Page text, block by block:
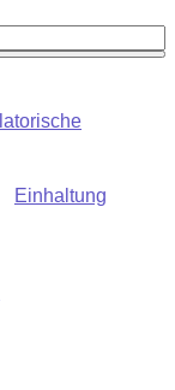
Einhaltung